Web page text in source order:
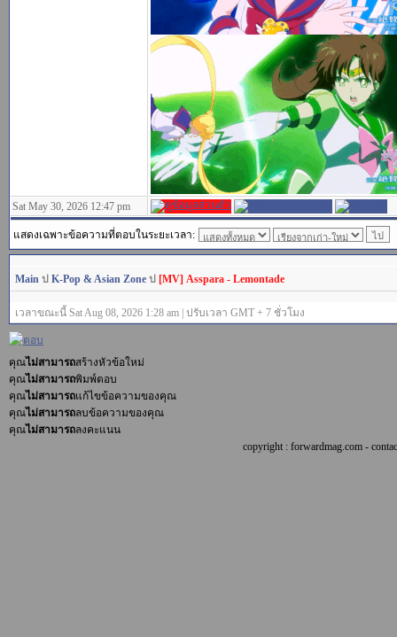
Sat May 30, 2026 12:47 pm
แสดงเฉพาะข้อความที่ตอบในระยะเวลา:
Main ป K-Pop & Asian Zone ป [MV] Asspara - Lemontade
เวลาขณะนี้ Sat Aug 08, 2026 1:28 am | ปรับเวลา GMT + 7 ชั่วโมง
คุณไม่สามารถสร้างหัวข้อใหม่
คุณไม่สามารถพิมพ์ตอบ
คุณไม่สามารถแก้ไขข้อความของคุณ
คุณไม่สามารถลบข้อความของคุณ
คุณไม่สามารถลงคะแนน
copyright : forwardmag.com -